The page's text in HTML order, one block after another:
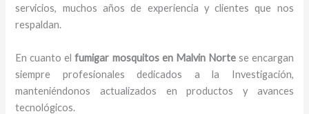
servicios, muchos años de experiencia y clientes que nos
respaldan.
En cuanto el fumigar mosquitos en Malvin Norte se encargan
siempre profesionales dedicados a la Investigación,
manteniéndonos actualizados en productos y avances
tecnológicos.